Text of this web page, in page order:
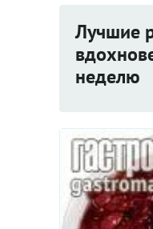
Лучшие
неделю